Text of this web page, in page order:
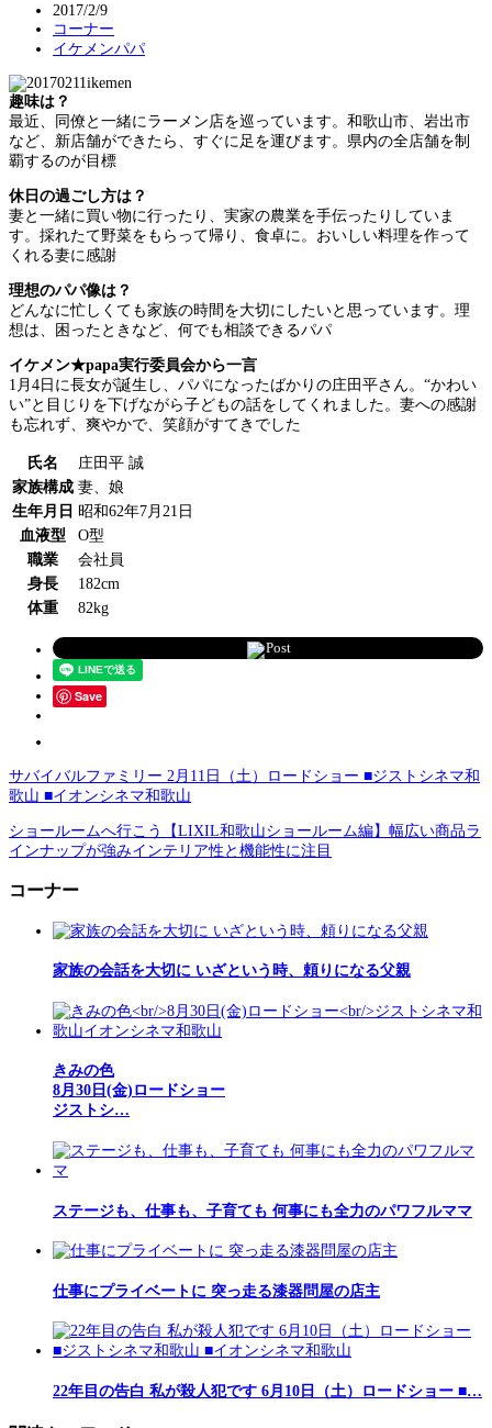
2017/2/9
コーナー
イケメンパパ
趣味は？
最近、同僚と一緒にラーメン店を巡っています。和歌山市、岩出市
など、新店舗ができたら、すぐに足を運びます。県内の全店舗を制
覇するのが目標
休日の過ごし方は？
妻と一緒に買い物に行ったり、実家の農業を手伝ったりしていま
す。採れたて野菜をもらって帰り、食卓に。おいしい料理を作って
くれる妻に感謝
理想のパパ像は？
どんなに忙しくても家族の時間を大切にしたいと思っています。理
想は、困ったときなど、何でも相談できるパパ
イケメン★papa実行委員会から一言
1月4日に長女が誕生し、パパになったばかりの庄田平さん。“かわい
い”と目じりを下げながら子どもの話をしてくれました。妻への感謝
も忘れず、爽やかで、笑顔がすてきでした
氏名
庄田平 誠
家族構成 妻、娘
生年月日 昭和62年7月21日
血液型
O型
職業
会社員
身長
182cm
体重
82kg
Post
Save
サバイバルファミリー 2月11日（土）ロードショー ■ジストシネマ和
歌山 ■イオンシネマ和歌山
ショールームへ行こう【LIXIL和歌山ショールーム編】幅広い商品ラ
インナップが強みインテリア性と機能性に注目
コーナー
家族の会話を大切に いざという時、頼りになる父親
きみの色
8月30日(金)ロードショー
ジストシ…
ステージも、仕事も、子育ても 何事にも全力のパワフルママ
仕事にプライベートに 突っ走る漆器問屋の店主
22年目の告白 私が殺人犯です 6月10日（土）ロードショー ■…